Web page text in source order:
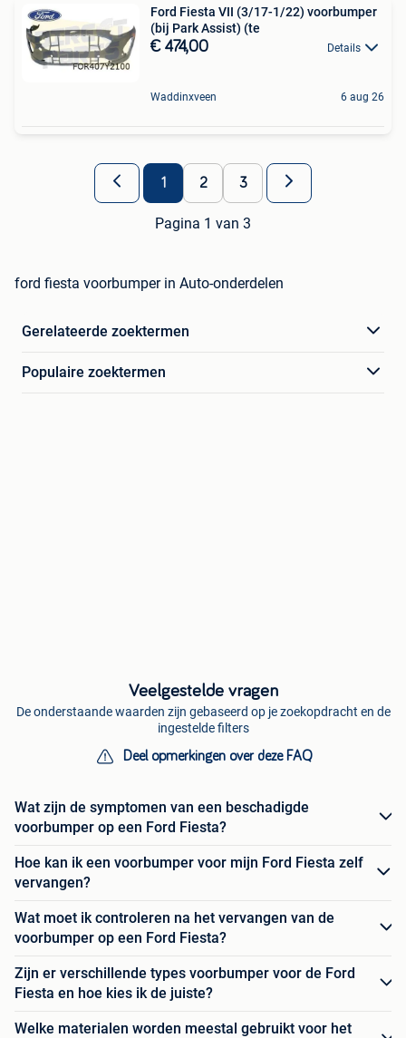
Ford Fiesta VII (3/17-1/22) voorbumper
(bij Park Assist) (te
€ 474,00 Details
Waddinxveen 6 aug 26
1 2 3
Pagina 1 van 3
ford fiesta voorbumper in Auto-onderdelen
Gerelateerde zoektermen
Populaire zoektermen
Veelgestelde vragen
De onderstaande waarden zijn gebaseerd op je zoekopdracht en de
ingestelde filters
Deel opmerkingen over deze FAQ
Wat zijn de symptomen van een beschadigde
voorbumper op een Ford Fiesta?
Hoe kan ik een voorbumper voor mijn Ford Fiesta zelf
vervangen?
Wat moet ik controleren na het vervangen van de
voorbumper op een Ford Fiesta?
Zijn er verschillende types voorbumper voor de Ford
Fiesta en hoe kies ik de juiste?
Welke materialen worden meestal gebruikt voor het